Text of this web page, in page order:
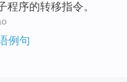
程序的转移指令。
例句